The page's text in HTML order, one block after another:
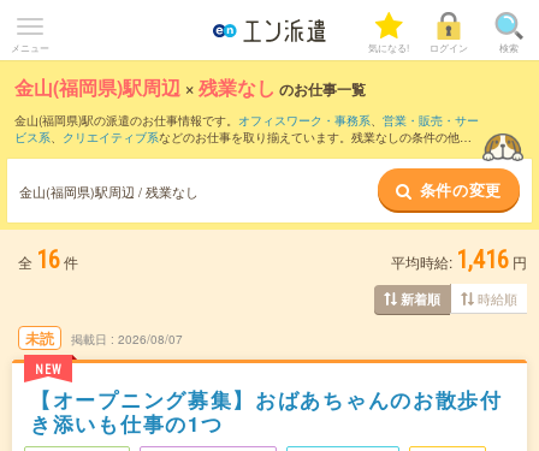
メニュー 気になる! ログイン 検索
金山(福岡県)駅周辺 ×残業なし のお仕事一覧
金山(福岡県)駅の派遣のお仕事情報です。 オフィスワーク・事務系、 営業・販売・サー
ビス系、 クリエイティブ系などのお仕事を取り揃えています。残業なしの条件の他
金山(福岡県)駅周辺 / 残業なし 条件の変更
全 16件 平均時給: 1,416 円
新着順 時給順
未読
NEW
掲載日 2026/08/07
【オープニング募集】おばあちゃんのお散歩付
き添いも仕事の1つ